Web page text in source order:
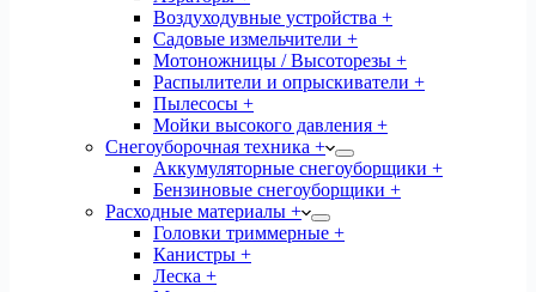
Воздуходувные устройства +
Садовые измельчители +
Мотоножницы / Высоторезы +
Распылители и опрыскиватели +
Пылесосы +
Мойки высокого давления +
Снегоуборочная техника +
Аккумуляторные снегоуборщики +
Бензиновые снегоуборщики +
Расходные материалы +
Головки триммерные +
Канистры +
Леска +